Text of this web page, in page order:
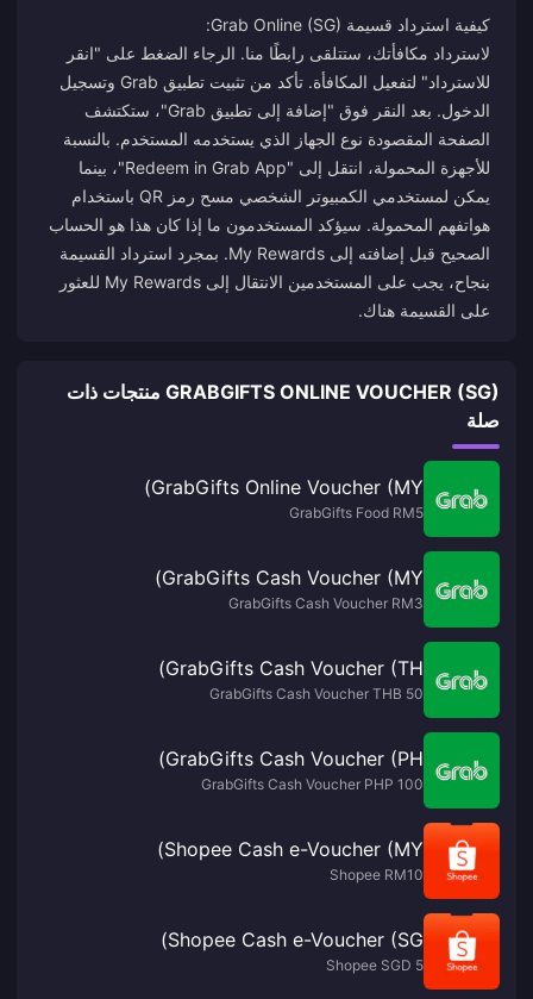
لاسترداد مكافأتك، ستتلقى رابطًا منا. الرجاء الضغط على "انقر
للاسترداد" لتفعيل المكافأة. تأكد من تثبيت تطبيق Grab وتسجيل
الدخول. بعد النقر فوق "إضافة إلى تطبيق Grab"، ستكتشف
الصفحة المقصودة نوع الجهاز الذي يستخدمه المستخدم. بالنسبة
للأجهزة المحمولة، انتقل إلى "Redeem in Grab App"، بينما
يمكن لمستخدمي الكمبيوتر الشخصي مسح رمز QR باستخدام
هواتفهم المحمولة. سيؤكد المستخدمون ما إذا كان هذا هو الحساب
الصحيح قبل إضافته إلى My Rewards. بمجرد استرداد القسيمة
بنجاح، يجب على المستخدمين الانتقال إلى My Rewards للعثور
على القسيمة هناك.
GRABGIFTS ONLINE VOUCHER (SG) منتجات ذات
صلة
GrabGifts Online Voucher (MY)
GrabGifts Food RM5
GrabGifts Cash Voucher (MY)
GrabGifts Cash Voucher RM3
GrabGifts Cash Voucher (TH)
GrabGifts Cash Voucher THB 50
GrabGifts Cash Voucher (PH)
GrabGifts Cash Voucher PHP 100
Shopee Cash e-Voucher (MY)
Shopee RM10
Shopee Cash e-Voucher (SG)
Shopee SGD 5